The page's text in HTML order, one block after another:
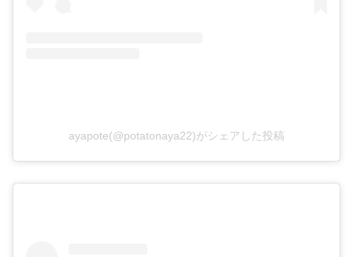
ayapote(@potatonaya22)がシェアした投稿